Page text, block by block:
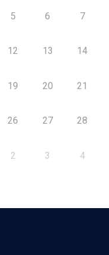
5 6 7
12 13 14
19 20 21
26 27 28
2 3 4